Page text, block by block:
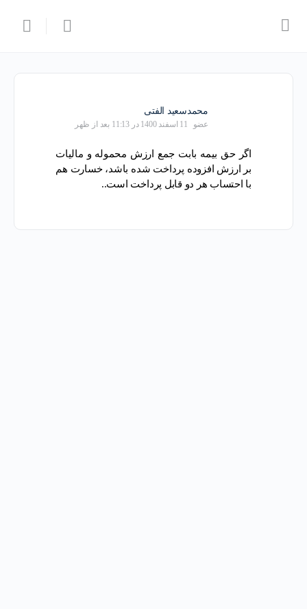
محمدسعید الفتی
عضو 11 اسفند 1400 در 11:13 بعد از ظهر
اگر حق بیمه بابت جمع ارزش محموله و مالیات
بر ارزش افزوده پرداخت شده باشد، خسارت هم
با احتساب هر دو قابل پرداخت است..